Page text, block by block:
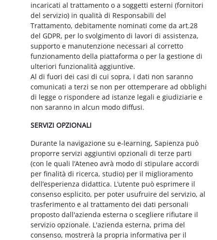
incaricati al trattamento o a soggetti esterni (fornitori
del servizio) in qualità di Responsabili del
Trattamento, debitamente nominati come da art.28
del GDPR, per lo svolgimento di lavori di assistenza,
supporto e manutenzione necessari al corretto
funzionamento della piattaforma o per la gestione di
ulteriori funzionalità aggiuntive.
Al di fuori dei casi di cui sopra, i dati non saranno
comunicati a terzi se non per ottemperare ad obblighi
di legge o rispondere ad istanze legali e giudiziarie e
non saranno in alcun modo diffusi.
SERVIZI OPZIONALI
Durante la navigazione su e-learning, Sapienza può
proporre servizi aggiuntivi opzionali di terze parti
(con le quali l’Ateneo avrà modo di stipulare accordi
per finalità di ricerca, studio) per il miglioramento
dell’esperienza didattica. L’utente può esprimere il
consenso esplicito, per poter usufruire del servizio, al
trasferimento e al trattamento dei dati personali
proposto dall'azienda esterna o scegliere rifiutare il
servizio opzionale. L'azienda esterna, prima del
consenso, mostrerà la propria informativa per il